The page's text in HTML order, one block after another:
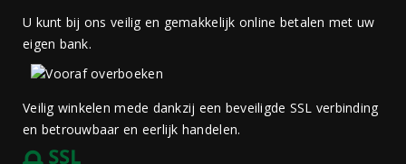
U kunt bij ons veilig en gemakkelijk online betalen met uw
eigen bank.
Veilig winkelen mede dankzij een beveiligde SSL verbinding
en betrouwbaar en eerlijk handelen.